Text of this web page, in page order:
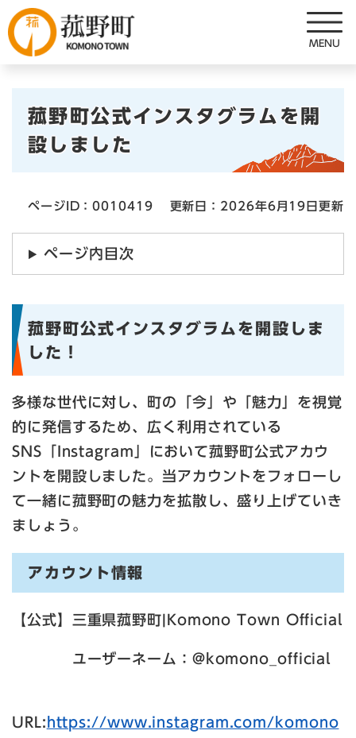
ー
ジ
菰野町公式インスタグラムを開
設しました
ページID：0010419 更新日：2026年6月19日更新
ページ内目次
菰野町公式インスタグラムを開設しま
した！
多様な世代に対し、町の「今」や「魅力」を視覚
的に発信するため、広く利用されている
SNS「Instagram」において菰野町公式アカウ
ントを開設しました。当アカウントをフォローし
て一緒に菰野町の魅力を拡散し、盛り上げていき
ましょう。
アカウント情報
【公式】三重県菰野町|Komono Town Official
ユーザーネーム：@komono_official
URL: https://www.instagram.com/komono